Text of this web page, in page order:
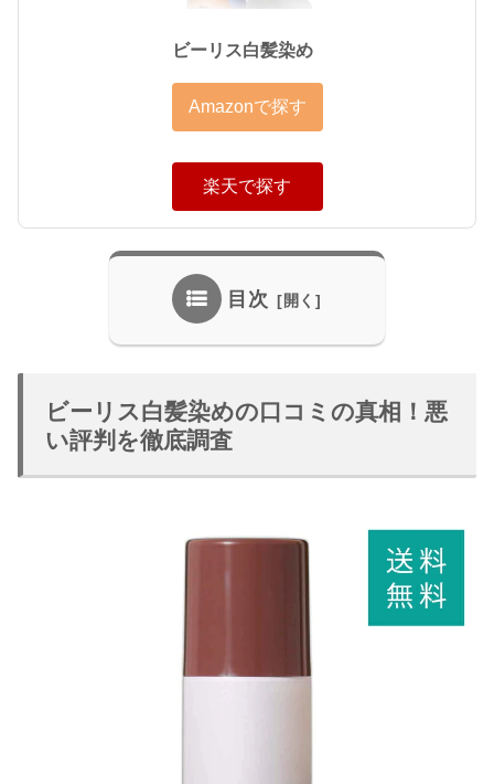
ビーリス白髪染め
Amazonで探す
楽天で探す
目次
ビーリス白髪染めの口コミの真相！悪
い評判を徹底調査